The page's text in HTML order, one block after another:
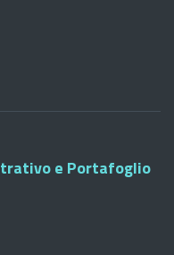
e Portafoglio